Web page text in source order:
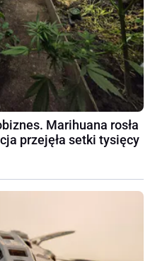
Marihuana rosła
przejęła setki tysięcy